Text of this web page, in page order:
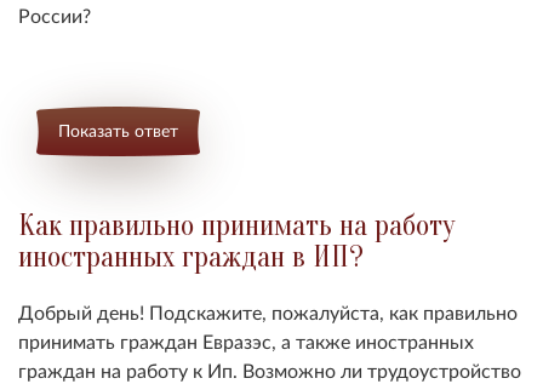
России?
Показать ответ
Как правильно принимать на работу
иностранных граждан в ИП?
Добрый день! Подскажите, пожалуйста, как правильно
принимать граждан Евразэс, а также иностранных
граждан на работу к Ип. Возможно ли трудоустройство